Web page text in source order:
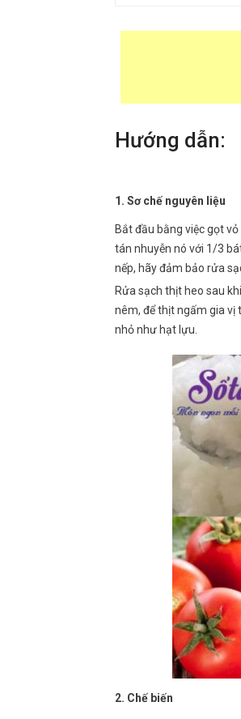
Hướng dẫn:
1. Sơ chế nguyên liệu
Bắt đầu bằng việc gọt
tán nhuyễn nó với 1/3
nếp, hãy đảm bảo rửa
Rửa sạch thịt heo sau
nêm, để thịt ngấm gia vị
nhỏ như hạt lựu.
2. Chế biến